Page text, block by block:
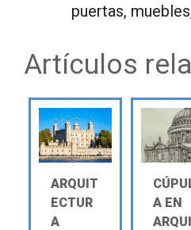
puertas,
Artículos
ARQUIT
ECTUR
A
A EN